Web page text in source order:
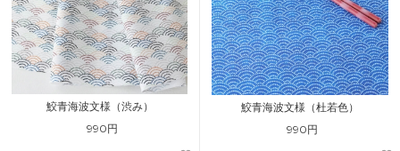
鮫青海波文様（渋み）
990円
鮫青海波文様（杜若色）
990円